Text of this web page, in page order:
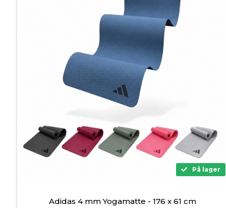
På lager
Adidas 4 mm Yogamatte - 176 x 61 cm